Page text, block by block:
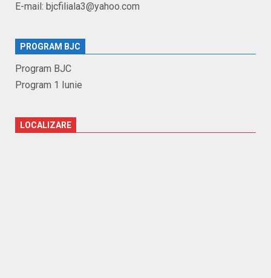
E-mail: bjcfiliala3@yahoo.com
PROGRAM BJC
Program BJC
Program 1 Iunie
LOCALIZARE